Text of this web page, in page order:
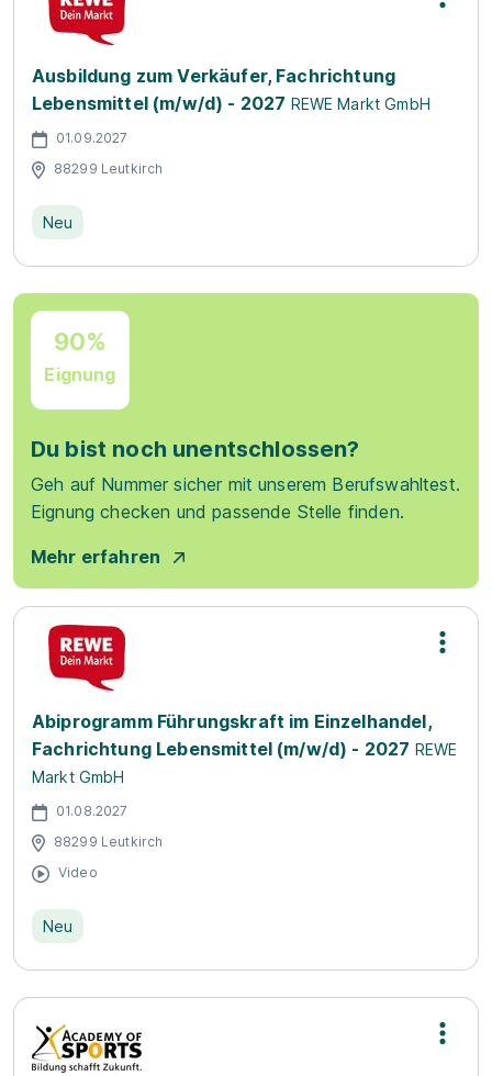
Ausbildung zum Verkäufer, Fachrichtung
Lebensmittel (m/w/d) - 2027 REWE Markt GmbH
01.09.2027
88299 Leutkirch
Neu
90%
Eignung
Du bist noch unentschlossen?
Geh auf Nummer sicher mit unserem Berufswahltest.
Eignung checken und passende Stelle finden.
Mehr erfahren
Abiprogramm Führungskraft im Einzelhandel,
Fachrichtung Lebensmittel (m/w/d) - 2027 REWE
Markt GmbH
01.08.2027
88299 Leutkirch
Video
Neu